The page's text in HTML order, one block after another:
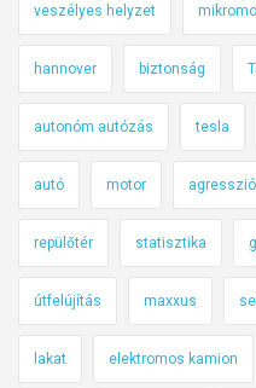
veszélyes helyzet
hannover biztonság
autonóm autózás tesla
autó motor agresszió
repülőtér statisztika
útfelújítás maxxus
lakat elektromos kamion